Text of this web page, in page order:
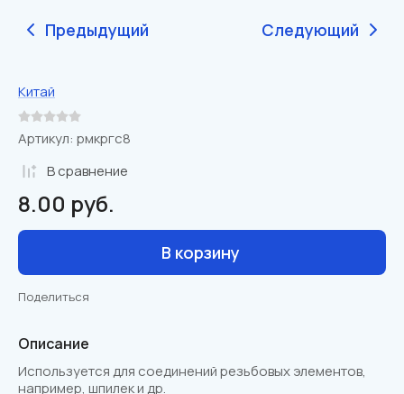
Предыдущий Следующий
Китай
Артикул: рмкргс8
В сравнениe
8.00 руб.
В корзину
Поделиться
Описание
Используется для соединений резьбовых элементов,
например, шпилек и др.